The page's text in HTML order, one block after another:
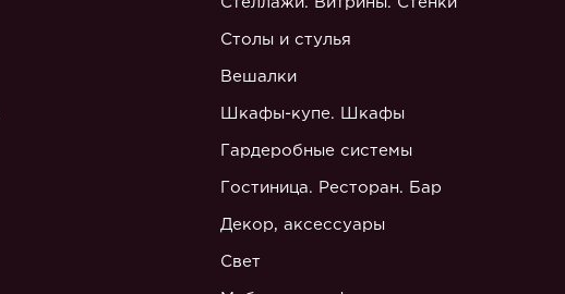
Столы и стулья
Вешалки
Шкафы-купе. Шкафы
Гардеробные системы
Гостиница. Ресторан. Бар
Декор, аксессуары
Свет